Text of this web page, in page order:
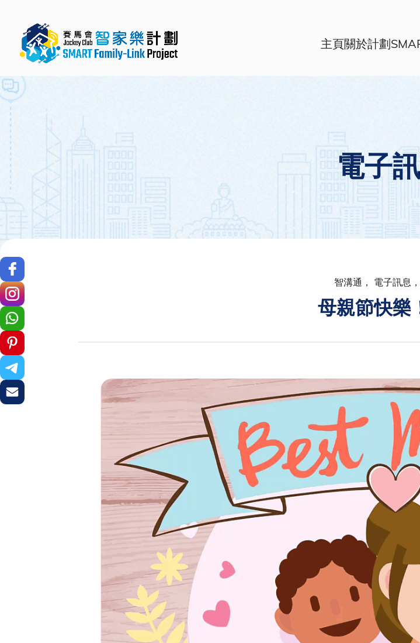
主頁關於計劃
電子
智溝通， 電子訊息
母親節快樂